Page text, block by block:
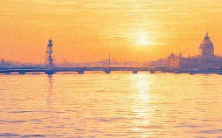
Фестиваль «Посвящение
Маэстро».